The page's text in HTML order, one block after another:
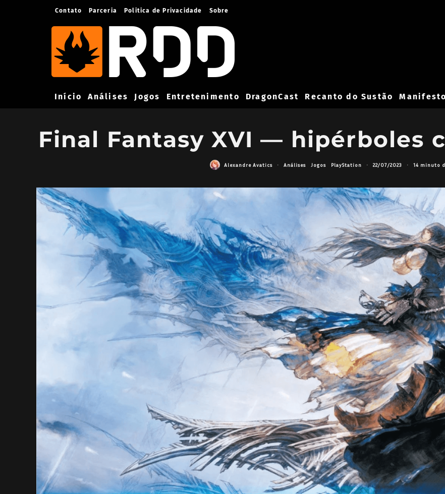
Contato Parceria Politica de Privacidade Sobre
Início Análises Jogos Entretenimento DragonCast Recanto do Sustão Manifesto
Final Fantasy XVI — hipérboles
Alexandre Avatics · Análises Jogos PlayStation · 22/07/2023 · 14 minuto